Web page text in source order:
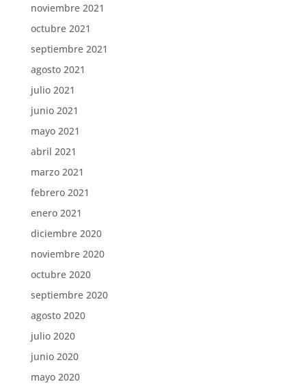
noviembre 2021
octubre 2021
septiembre 2021
agosto 2021
julio 2021
junio 2021
mayo 2021
abril 2021
marzo 2021
febrero 2021
enero 2021
diciembre 2020
noviembre 2020
octubre 2020
septiembre 2020
agosto 2020
julio 2020
junio 2020
mayo 2020